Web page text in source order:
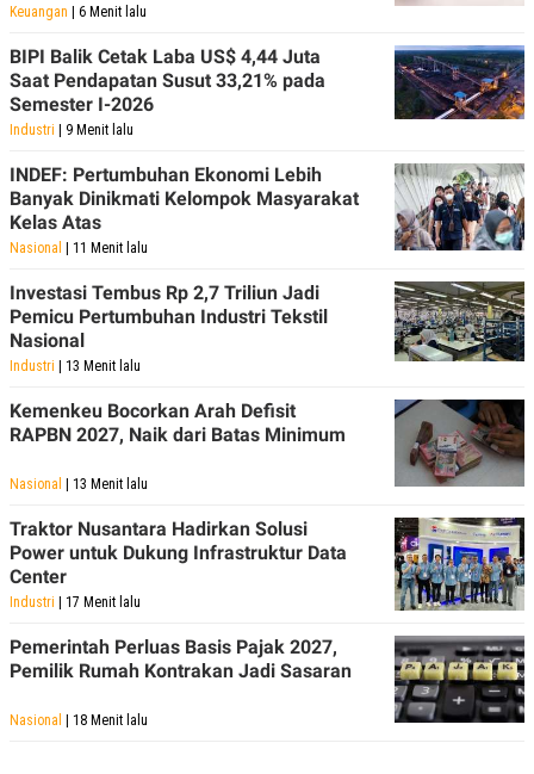
Keuangan | 6 Menit lalu
BIPI Balik Cetak Laba US$ 4,44 Juta
Saat Pendapatan Susut 33,21% pada
Semester I-2026
Industri | 9 Menit lalu
INDEF: Pertumbuhan Ekonomi Lebih
Banyak Dinikmati Kelompok Masyarakat
Kelas Atas
Nasional | 11 Menit lalu
Investasi Tembus Rp 2,7 Triliun Jadi
Pemicu Pertumbuhan Industri Tekstil
Nasional
Industri | 13 Menit lalu
Kemenkeu Bocorkan Arah Defisit
RAPBN 2027, Naik dari Batas Minimum
Nasional | 13 Menit lalu
Traktor Nusantara Hadirkan Solusi
Power untuk Dukung Infrastruktur Data
Center
Industri | 17 Menit lalu
Pemerintah Perluas Basis Pajak 2027,
Pemilik Rumah Kontrakan Jadi Sasaran
Nasional | 18 Menit lalu